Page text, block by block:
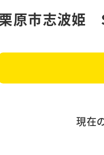
原市志波姫
現在